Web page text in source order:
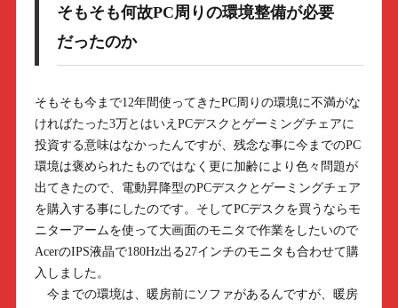
そもそも何故PC周りの環境整備が必要
だったのか
そもそも今まで12年間使ってきたPC周りの環境に不満がな
ければたった3万とはいえPCデスクとゲーミングチェアに
投資する意味はなかったんですが、残念な事に今までのPC
環境は褒められたものではなく更に加齢により色々問題が
出てきたので、電動昇降型のPCデスクとゲーミングチェア
を購入する事にしたのです。そしてPCデスクを買うならモ
ニターアームを使って大画面のモニタで作業をしたいので
AcerのIPS液晶で180Hz出る27インチのモニタも合わせて購
入しました。
今までの環境は、暖房前にソファがあるんですが、暖房